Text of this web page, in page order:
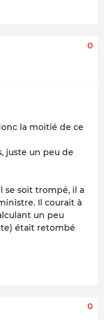
0
la moitié de ce
juste un peu de
se soit trompé, il a
Il courait à
un peu
était retombé
0